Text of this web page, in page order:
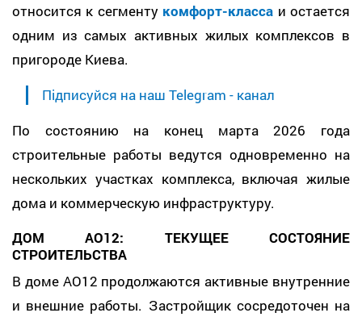
относится к сегменту комфорт-класса и остается
одним из самых активных жилых комплексов в
пригороде Киева.
Підписуйся на наш Telegram - канал
По состоянию на конец марта 2026 года
строительные работы ведутся одновременно на
нескольких участках комплекса, включая жилые
дома и коммерческую инфраструктуру.
ДОМ AO12: ТЕКУЩЕЕ СОСТОЯНИЕ
СТРОИТЕЛЬСТВА
В доме AO12 продолжаются активные внутренние
и внешние работы. Застройщик сосредоточен на